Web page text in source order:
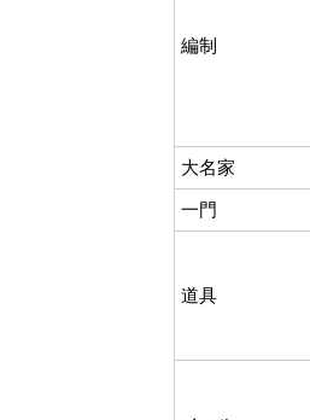
編制
大名家
一門
道具